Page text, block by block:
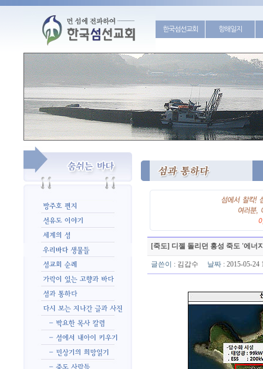
한국섬선교회 항해일지
[죽도] 디젤 돌리던 홍성 죽도 '에너
글쓴이 : 김갑수 날짜: 2015-05-